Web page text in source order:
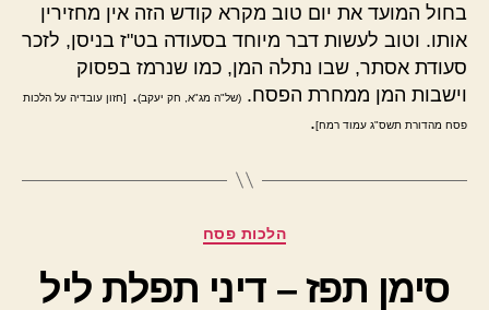
בחול המועד את יום טוב מקרא קודש הזה אין מחזירין
אותו. וטוב לעשות דבר מיוחד בסעודה בט"ז בניסן, לזכר
סעודת אסתר, שבו נתלה המן, כמו שנרמז בפסוק
וישבות המן ממחרת הפסח. (של"ה מג"א, חק יעקב). [חזון עובדיה על הלכות
פסח מהדורת תשס"ג עמוד רמח].
קטגוריות
הלכות פסח
סימן תפז – דיני תפלת ליל